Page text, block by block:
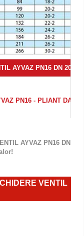
AYVAZ PN16 DN 200
PN16 - PLIANT DATE
AYVAZ PN16 DN
VENTIL